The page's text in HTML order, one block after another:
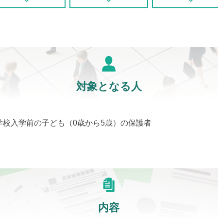
対象となる人
校入学前の子ども（0歳から5歳）の保護者
内容